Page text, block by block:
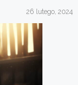
26 lutego, 2024